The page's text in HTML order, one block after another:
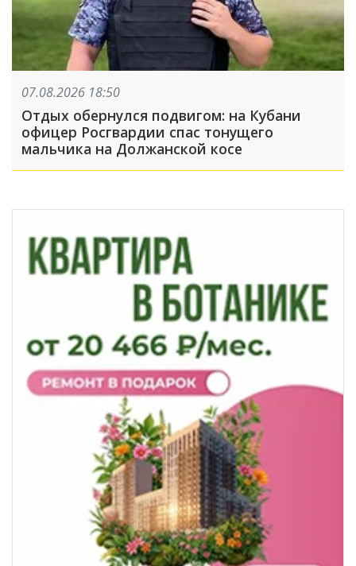
07.08.2026 18:50
Отдых обернулся подвигом: на Кубани
офицер Росгвардии спас тонущего
мальчика на Должанской косе